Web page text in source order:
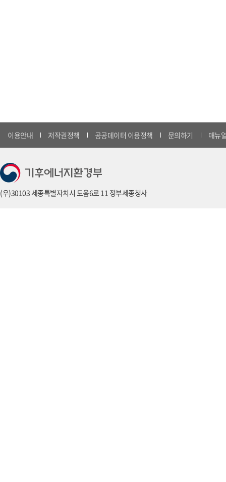
이용안내 저작권정책 공공데이터 이용정책 문의하기 매뉴
(우)30103 세종특별자치시 도움6로 11 정부세종청사